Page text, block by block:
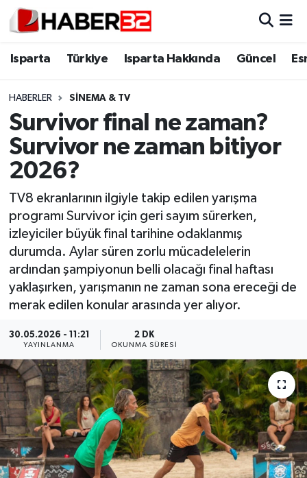
Isparta Türkiye Isparta Hakkında Güncel
HABERLER SINEMA & TV
Survivor final ne zaman?
Survivor ne zaman bitiyor
2026?
TV8 ekranlarının ilgiyle takip edilen yarışma
programı Survivor için geri sayım sürerken,
izleyiciler büyük final tarihine odaklanmış
durumda. Aylar süren zorlu mücadelelerin
ardından şampiyonun belli olacağı final haftası
yaklaşırken, yarışmanın ne zaman sona ereceği de
merak edilen konular arasında yer alıyor.
30.05.2026 - 11:21
YAYINLANMA
2 DK
OKUNMA SÜRESI
Isparta
Esnaf Diyor ki;
ASAYİŞ
BİLİM VE TEKNOLOJİ
EĞİTİM
GENEL
Güncel
HABERDE İNSAN
İlginç
KÜLTÜR SANAT
MAGAZİN
Oyun
Isparta Nöbetçi Eczaneler
Isparta Trafik Yoğunluk Haritası
Süper Lig Puan Durumu ve Fikstür
Tüm Manşetler
Son Dakika Haberleri
Haber Arşivi